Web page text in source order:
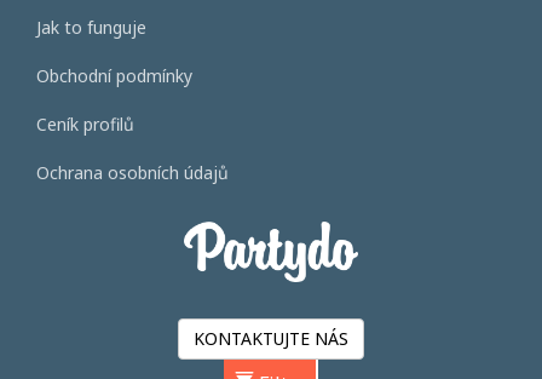
Jak to funguje
Obchodní podmínky
Ceník profilů
Ochrana osobních údajů
KONTAKTUJTE NÁS